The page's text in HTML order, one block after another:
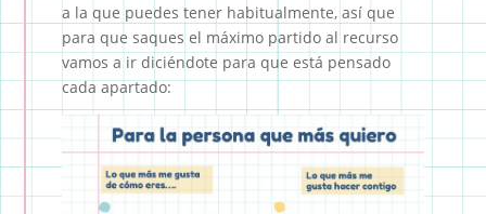
a la que puedes tener habitualmente, así que
para que saques el máximo partido al recurso
vamos a ir diciéndote para que está pensado
cada apartado: